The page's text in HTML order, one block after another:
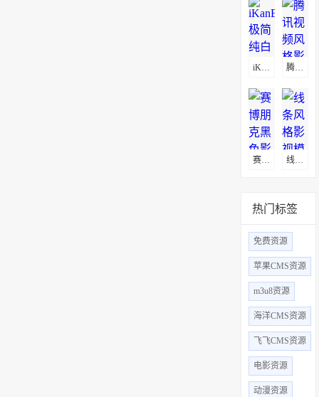
腾讯视频风格影视模板
线条风格影视模板
热门标签
免费资源
苹果CMS资源
m3u8资源
海洋CMS资源
飞飞CMS资源
电影资源
动漫资源